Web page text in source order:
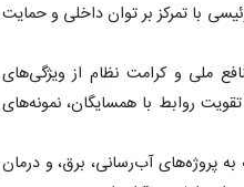
با تمرکز بر توان داخلی و حمایت
ملی و کرامت نظام از ویژگی‌های
روابط با همسایگان، نمونه‌های
پروژه‌های آب‌رسانی، برق، و درمان